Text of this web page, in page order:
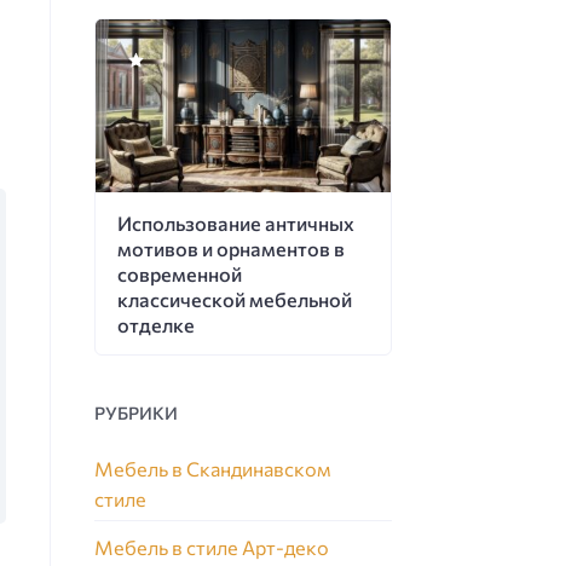
Использование античных
мотивов и орнаментов в
современной
классической мебельной
отделке
РУБРИКИ
Мебель в Скандинавском
стиле
Мебель в стиле Арт-деко